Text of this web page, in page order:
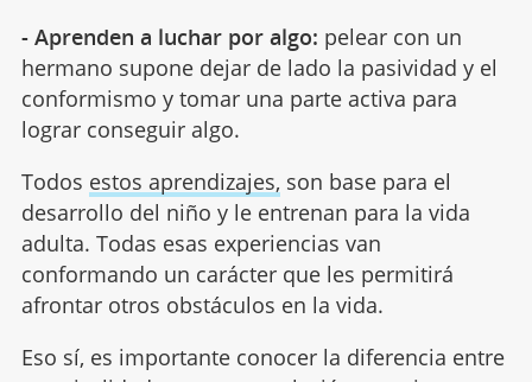
- Aprenden a luchar por algo: pelear con un
hermano supone dejar de lado la pasividad y el
conformismo y tomar una parte activa para
lograr conseguir algo.
Todos estos aprendizajes, son base para el
desarrollo del niño y le entrenan para la vida
adulta. Todas esas experiencias van
conformando un carácter que les permitirá
afrontar otros obstáculos en la vida.
Eso sí, es importante conocer la diferencia entre